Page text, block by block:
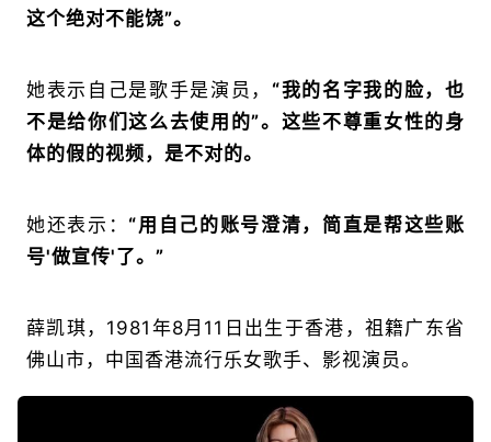
这个绝对不能饶”。
她表示自己是歌手是演员， “我的名字我的脸，也
不是给你们这么去使用的”。这些不尊重女性的身
体的假的视频，是不对的。
她还表示： “用自己的账号澄清，简直是帮这些账
号'做宣传'了。”
薛凯琪，1981年8月11日出生于香港，祖籍广东省
佛山市，中国香港流行乐女歌手、影视演员。